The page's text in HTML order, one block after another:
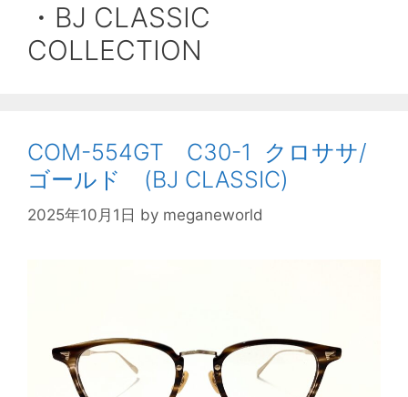
・BJ CLASSIC
COLLECTION
COM-554GT C30-1 クロササ/
ゴールド (BJ CLASSIC)
2025年10月1日 by meganeworld